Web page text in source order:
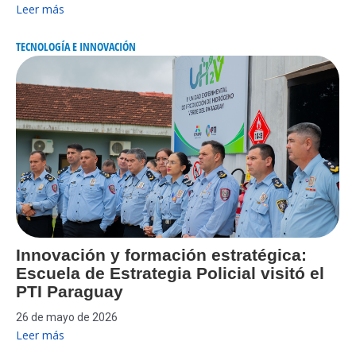
Leer más
TECNOLOGÍA E INNOVACIÓN
Innovación y formación estratégica:
Escuela de Estrategia Policial visitó el
PTI Paraguay
26 de mayo de 2026
Leer más